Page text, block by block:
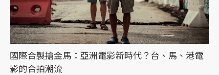
國際合製搶金馬：亞洲電影新時代？台、馬、港電
影的合拍潮流